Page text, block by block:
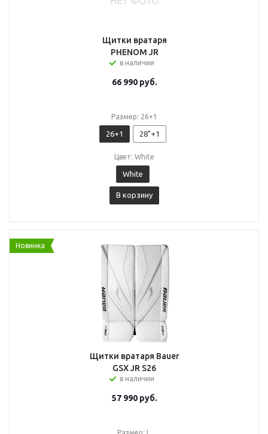
Щитки вратаря
PHENOM JR
в наличии
66 990руб.
Размер: 26+1
26+1 28"+1
Цвет: White
White
В корзину
Новинка
Щитки вратаря Bauer
GSX JR S26
в наличии
57 990руб.